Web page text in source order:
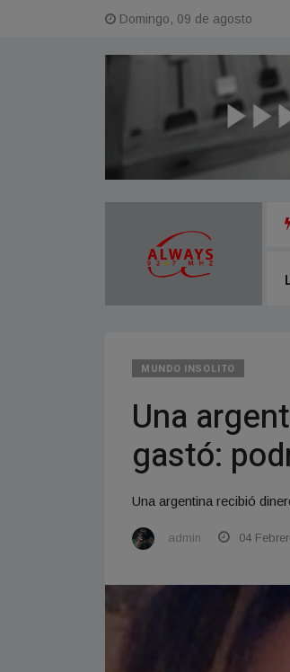
Domingo, 09 de agosto
MUNDO INSOLITO
Una
gastó:
Una argentina recibió
admin 04